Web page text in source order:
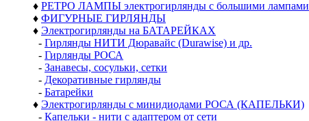
♦ РЕТРО ЛАМПЫ электрогирлянды с большими лампами
♦ ФИГУРНЫЕ ГИРЛЯНДЫ
♦ Электрогирлянды на БАТАРЕЙКАХ
- Гирлянды НИТИ Дюравайс (Durawise) и др.
- Гирлянды РОСА
- Занавесы, сосульки, сетки
- Декоративные гирлянды
- Батарейки
♦ Электрогирлянды с минидиодами РОСА (КАПЕЛЬКИ)
- Капельки - нити с адаптером от сети